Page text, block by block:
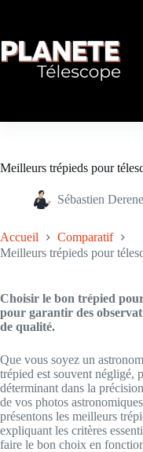
Meilleurs trépieds pour
Sébastien
Accueil
Comparatif
Meilleurs trépieds pour
Choisir le bon trépied
pour garantir des
de qualité.
Que vous soyez un
trépied est souvent négligé,
déterminant dans la
de vos photos
présentons les meilleurs
expliquant les critères
faire le bon choix en